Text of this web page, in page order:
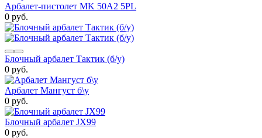
Арбалет-пистолет MK 50A2 5PL
0 руб.
Блочный арбалет Тактик (б/у)
0 руб.
Арбалет Мангуст б\у
0 руб.
Блочный арбалет JX99
0 руб.